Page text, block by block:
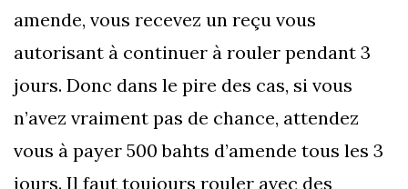
amende, vous recevez un reçu vous
autorisant à continuer à rouler pendant 3
jours. Donc dans le pire des cas, si vous
n’avez vraiment pas de chance, attendez
vous à payer 500 bahts d’amende tous les 3
jours. Il faut toujours rouler avec des